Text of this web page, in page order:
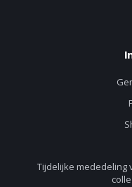
Tijdelijke mededeling